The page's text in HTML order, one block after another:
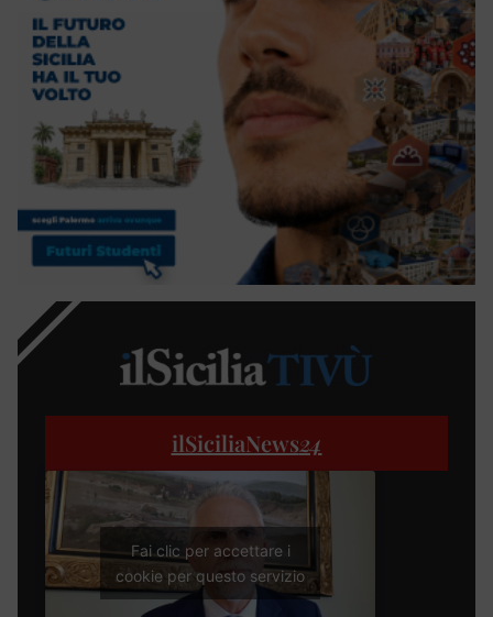
ilSiciliaNews24
Fai clic per accettare i
cookie per questo servizio